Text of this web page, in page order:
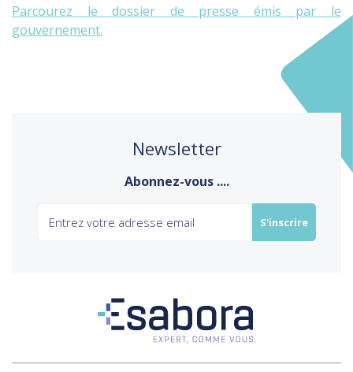
Parcourez le dossier de presse émis par le
gouvernement.
Newsletter
Abonnez-vous ....